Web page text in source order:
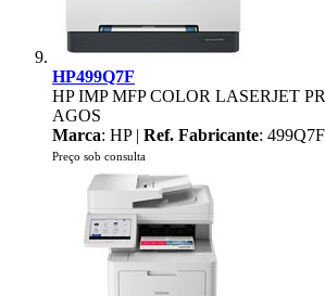
HP499Q7F
HP IMP MFP COLOR LASERJET
AGOS
Marca: HP | Ref. Fabricante: 499Q7F
Preço sob consulta